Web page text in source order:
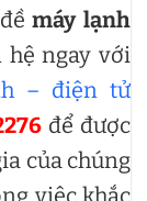
đềmáy lạnh
hệ ngay với
– điện tử
để được
của chúng
việc khắc